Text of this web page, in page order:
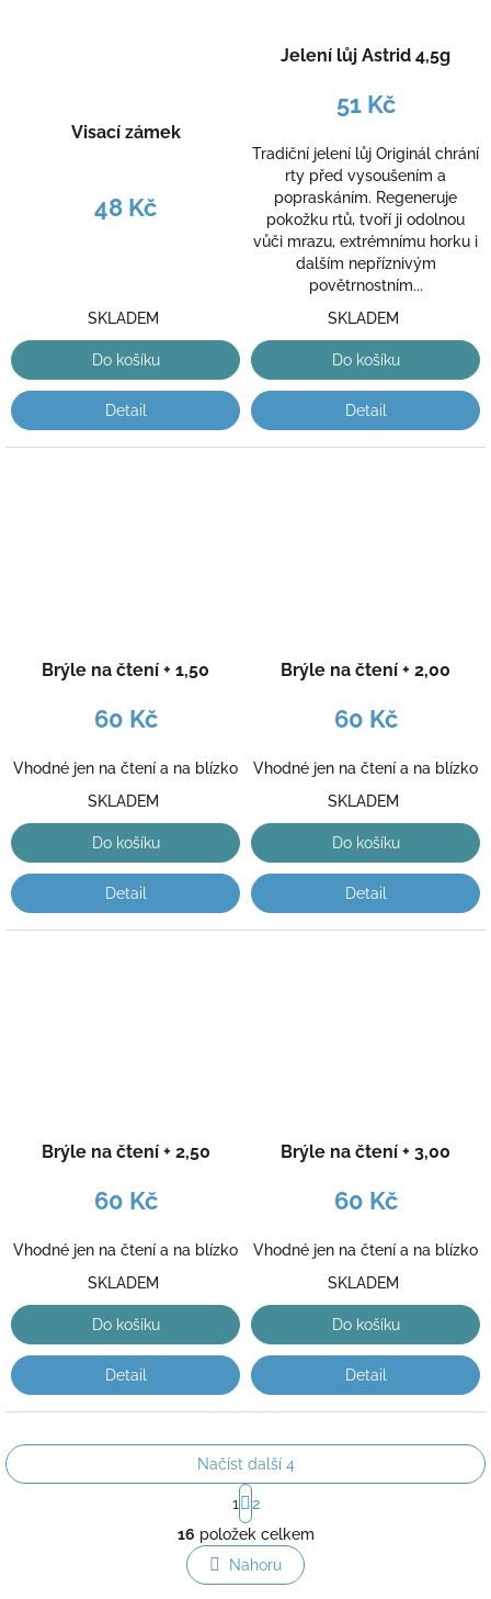
Visací zámek
48 Kč
SKLADEM
Do košíku
Detail
Jelení lůj Astrid 4,5g
51 Kč
Tradiční jelení lůj Originál chrání
rty před vysoušením a
popraskáním. Regeneruje
pokožku rtů, tvoří ji odolnou
vůči mrazu, extrémnímu horku i
dalším nepříznivým
povětrnostním...
SKLADEM
Do košíku
Detail
Brýle na čtení + 1,50
60 Kč
Vhodné jen na čtení a na blízko
SKLADEM
Do košíku
Detail
Brýle na čtení + 2,00
60 Kč
Vhodné jen na čtení a na blízko
SKLADEM
Do košíku
Detail
Brýle na čtení + 2,50
60 Kč
Vhodné jen na čtení a na blízko
SKLADEM
Do košíku
Detail
Brýle na čtení + 3,00
60 Kč
Vhodné jen na čtení a na blízko
SKLADEM
Do košíku
Detail
O
v
l
á
Načíst další 4
S
t
r
á
n
k
1
2
16 položek celkem
Nahoru